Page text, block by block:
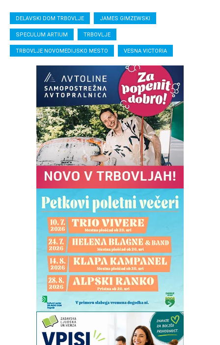
DELAVSKI DOM TRBOVLJE JAMES GIMZEWSKI
SPECULUM ARTIUM TRBOVLJE
TRBOVLJE NOVOMEDIJSKO MESTO VESNA VICTORIA